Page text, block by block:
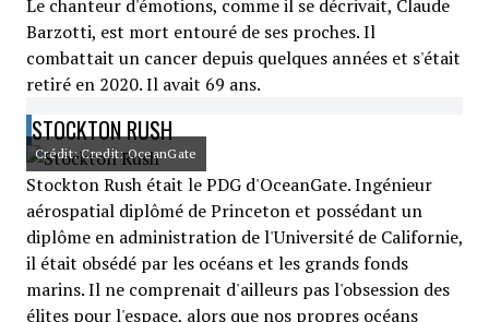
Le chanteur d'émotions, comme il se décrivait, Claude
Barzotti, est mort entouré de ses proches. Il
combattait un cancer depuis quelques années et s'était
retiré en 2020. Il avait 69 ans.
STOCKTON RUSH
Crédit: Credit: OceanGate
Stockton Rush était le PDG d'OceanGate. Ingénieur
aérospatial diplômé de Princeton et possédant un
diplôme en administration de l'Université de Californie,
il était obsédé par les océans et les grands fonds
marins. Il ne comprenait d'ailleurs pas l'obsession des
élites pour l'espace, alors que nos propres océans